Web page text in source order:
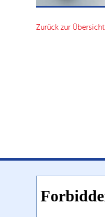
Zurück zur Übersicht